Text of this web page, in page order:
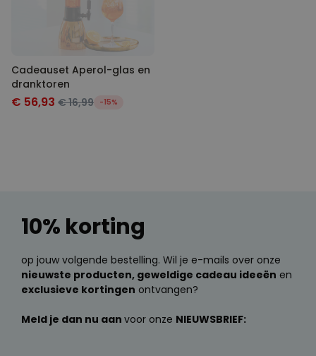
Cadeauset Aperol-glas en
dranktoren
€ 56,93 € 16,99 -15%
10% korting
op jouw volgende bestelling. Wil je e-mails over onze
nieuwste producten, geweldige cadeau ideeën en
exclusieve kortingen ontvangen?
Meld je dan nu aan voor onze NIEUWSBRIEF: